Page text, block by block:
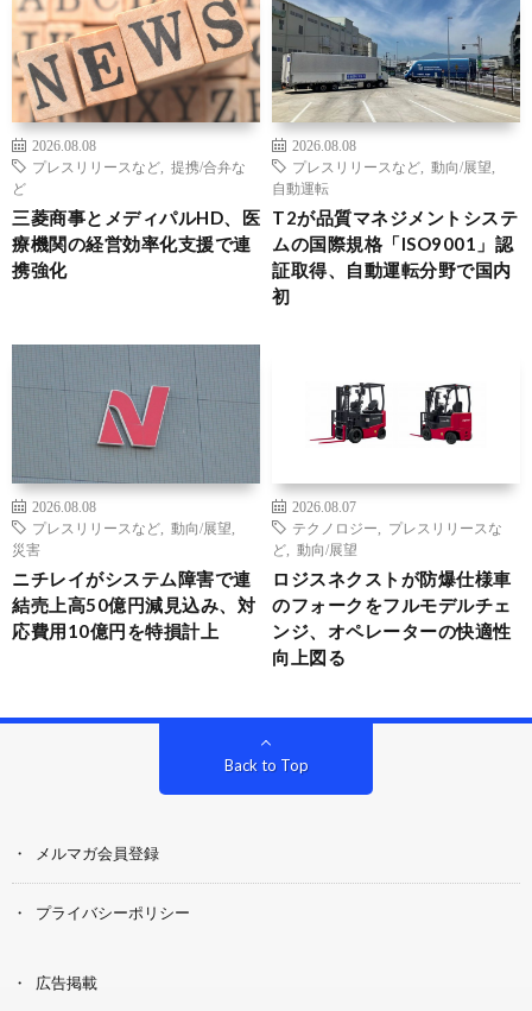
2026.08.08
プレスリリースなど
提携/合弁な
ど
三菱商事とメディパルHD、医
療機関の経営効率化支援で連
携強化
2026.08.08
プレスリリースなど
動向/展望
自動運転
T2が品質マネジメントシステ
ムの国際規格「ISO9001」認
証取得、自動運転分野で国内
初
2026.08.08
プレスリリースなど
動向/展望
災害
ニチレイがシステム障害で連
結売上高50億円減見込み、対
応費用10億円を特損計上
2026.08.07
テクノロジー
プレスリリースな
ど
動向/展望
ロジスネクストが防爆仕様車
のフォークをフルモデルチェ
ンジ、オペレーターの快適性
向上図る
Back to Top
メルマガ会員登録
プライバシーポリシー
広告掲載